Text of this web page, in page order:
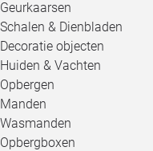
Geurkaarsen
Schalen & Dienbladen
Decoratie objecten
Huiden & Vachten
Opbergen
Manden
Wasmanden
Opbergboxen